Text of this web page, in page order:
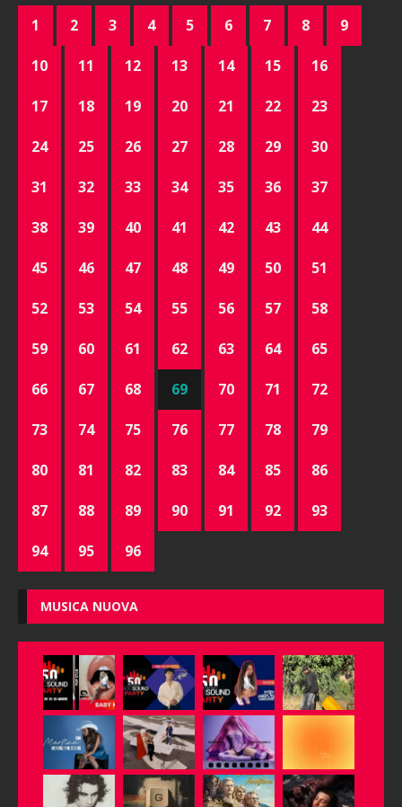
1 2 3 4 5 6 7 8 9
10 11 12 13 14 15 16
17 18 19 20 21 22 23
24 25 26 27 28 29 30
31 32 33 34 35 36 37
38 39 40 41 42 43 44
45 46 47 48 49 50 51
52 53 54 55 56 57 58
59 60 61 62 63 64 65
66 67 68 69 70 71 72
73 74 75 76 77 78 79
80 81 82 83 84 85 86
87 88 89 90 91 92 93
94 95 96
MUSICA NUOVA